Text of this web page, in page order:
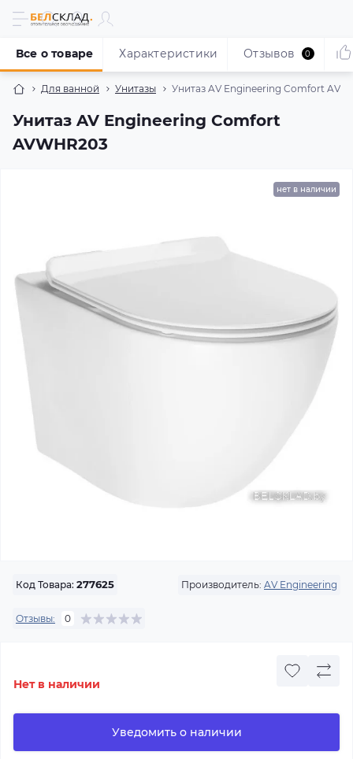
Для ванной Унитазы Унитаз AV Engineering Comfort
Унитаз AV Engineering Comfort
AVWHR203
Все о товаре Характеристики Отзывов 0
нет в наличии
Код Товара: 277625 Производитель: AV Engineering
Отзывы: 0
Нет в наличии
Уведомить о наличии